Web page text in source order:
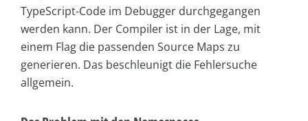
TypeScript-Code im Debugger durchgegangen
werden kann. Der Compiler ist in der Lage, mit
einem Flag die passenden Source Maps zu
generieren. Das beschleunigt die Fehlersuche
allgemein.